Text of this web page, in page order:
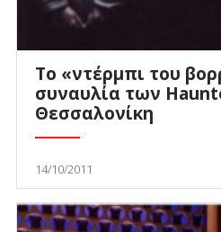
Το «ντέρμπι του
συναυλία των
Θεσσαλονίκη
14/10/2011